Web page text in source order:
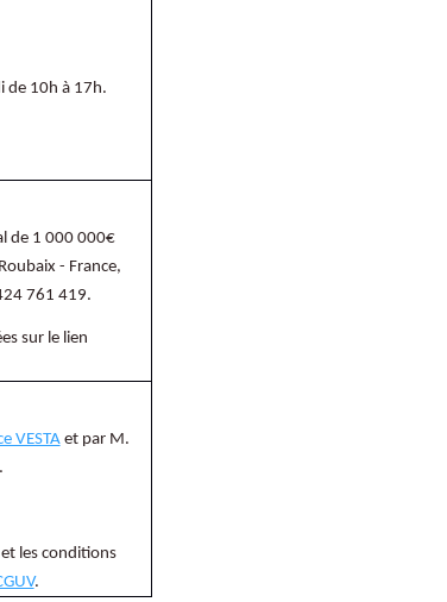
de 10h à 17h.
de 1 000 000€
- France,
761 419.
sur le lien
VESTAet par M.
les conditions
.